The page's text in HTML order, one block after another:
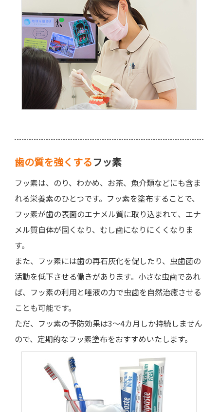
歯の質を強くするフッ素
フッ素は、のり、わかめ、お茶、魚介類などにも含ま
れる栄養素のひとつです。フッ素を塗布することで、
フッ素が歯の表面のエナメル質に取り込まれて、エナ
メル質自体が固くなり、むし歯になりにくくなりま
す。
また、フッ素には歯の再石灰化を促したり、虫歯菌の
活動を低下させる働きがあります。小さな虫歯であれ
ば、フッ素の利用と唾液の力で虫歯を自然治癒させる
ことも可能です。
ただ、フッ素の予防効果は3～4カ月しか持続しません
ので、定期的なフッ素塗布をおすすめいたします。